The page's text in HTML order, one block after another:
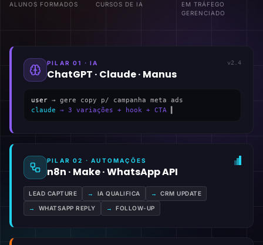
ALUNOS FORMADOS CURSOS DE IA
EM TRÁFEGO
GERENCIADO
PILAR 01 · IA
ChatGPT · Claude · Manus
v2.4
user → gere copy p/ campanha meta ads
claude → 3 variações + hook + CTA
PILAR 02 · AUTOMAÇÕES
n8n · Make · WhatsApp API
LEAD CAPTURE → IA QUALIFICA → CRM UPDATE
→ WHATSAPP REPLY → FOLLOW-UP